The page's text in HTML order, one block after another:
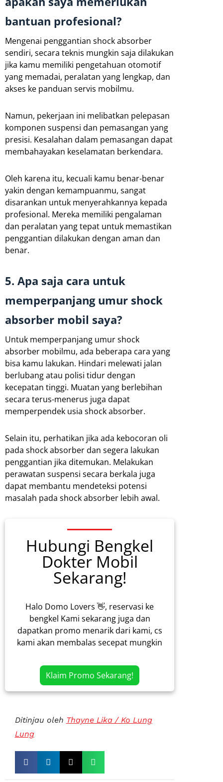
bantuan profesional?
Mengenai penggantian shock absorber
sendiri, secara teknis mungkin saja dilakukan
jika kamu memiliki pengetahuan otomotif
yang memadai, peralatan yang lengkap, dan
akses ke panduan servis mobilmu.
Namun, pekerjaan ini melibatkan pelepasan
komponen suspensi dan pemasangan yang
presisi. Kesalahan dalam pemasangan dapat
membahayakan keselamatan berkendara.
Oleh karena itu, kecuali kamu benar-benar
yakin dengan kemampuanmu, sangat
disarankan untuk menyerahkannya kepada
profesional. Mereka memiliki pengalaman
dan peralatan yang tepat untuk memastikan
penggantian dilakukan dengan aman dan
benar.
5. Apa saja cara untuk
memperpanjang umur shock
absorber mobil saya?
Untuk memperpanjang umur shock
absorber mobilmu, ada beberapa cara yang
bisa kamu lakukan. Hindari melewati jalan
berlubang atau polisi tidur dengan
kecepatan tinggi. Muatan yang berlebihan
secara terus-menerus juga dapat
memperpendek usia shock absorber.
Selain itu, perhatikan jika ada kebocoran oli
pada shock absorber dan segera lakukan
penggantian jika ditemukan. Melakukan
perawatan suspensi secara berkala juga
dapat membantu mendeteksi potensi
masalah pada shock absorber lebih awal.
Hubungi Bengkel
Dokter Mobil
Sekarang!
Halo Domo Lovers 👋, reservasi ke
bengkel Kami sekarang juga dan
dapatkan promo menarik dari kami, cs
kami akan membalas secepat mungkin
Klaim Promo Sekarang!
Ditinjau oleh Thayne Lika / Ko Lung
Lung